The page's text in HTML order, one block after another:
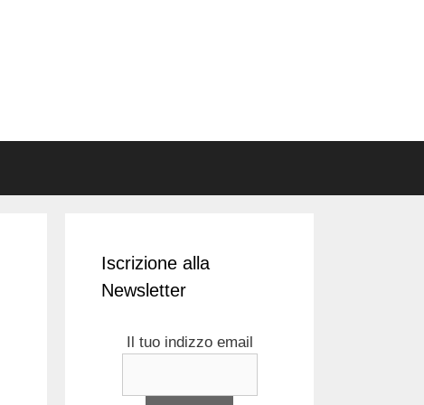
Iscrizione alla
Newsletter
Il tuo indizzo email